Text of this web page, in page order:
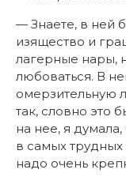
— Знаете, в ней
изящество и
лагерные нары,
любоваться. В
омерзительную
так, словно это
на нее, я
в самых трудных
надо очень